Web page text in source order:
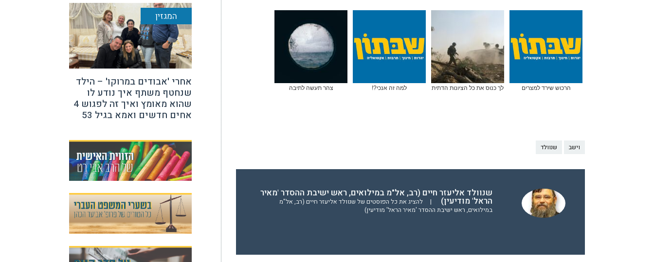
הרכוש שירד למצרים לך כנוס את כל הציונות הדתית למה זה אנכי?! צהר תעשה לתיבה
וישב שנוולד
שנוולד אליעזר חיים (רב, אל"מ במילואים, ראש ישיבת ההסדר 'מאיר
הראל' מודיעין) |
להציג את כל הפוסטים של שנוולד אליעזר חיים (רב, אל"מ
במילואים, ראש ישיבת ההסדר 'מאיר הראל' מודיעין)
המגזין
אחרי 'אבודים במרוקו' – הילד
שנחטף משתף איך נודע לו
שהוא מאומץ ואיך זה לפגוש 4
אחים חדשים ואמא בגיל 53